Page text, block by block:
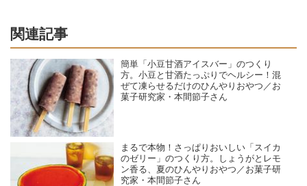
関連記事
簡単「小豆甘酒アイスバー」のつくり
方。小豆と甘酒たっぷりでヘルシー！混
ぜて凍らせるだけのひんやりおやつ／お
菓子研究家・本間節子さん
まるで本物！さっぱりおいしい「スイカ
のゼリー」のつくり方。しょうがとレモ
ン香る、夏のひんやりおやつ／お菓子研
究家・本間節子さん